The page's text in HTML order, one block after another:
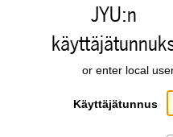
JYU:n
or enter local
Käyttäjätunnus